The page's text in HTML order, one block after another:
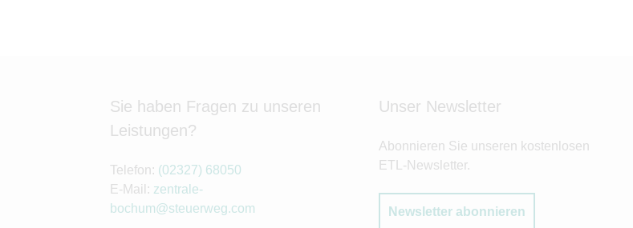
Sie haben Fragen zu unseren
Leistungen?
Telefon: (02327) 68050
E-Mail: zentrale-
bochum@steuerweg.com
Unser Newsletter
Abonnieren Sie unseren kostenlosen
ETL-Newsletter.
Newsletter abonnieren